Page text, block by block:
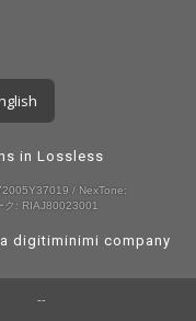
in Lossless
/ NexTone:
: RIAJ80023001
digitiminimi company
--